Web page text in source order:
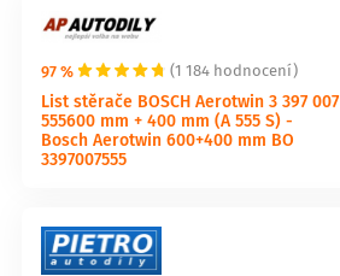
97 % (1 184 hodnocení)
List stěrače BOSCH Aerotwin 3 397 007
555600 mm + 400 mm (A 555 S) -
Bosch Aerotwin 600+400 mm BO
3397007555